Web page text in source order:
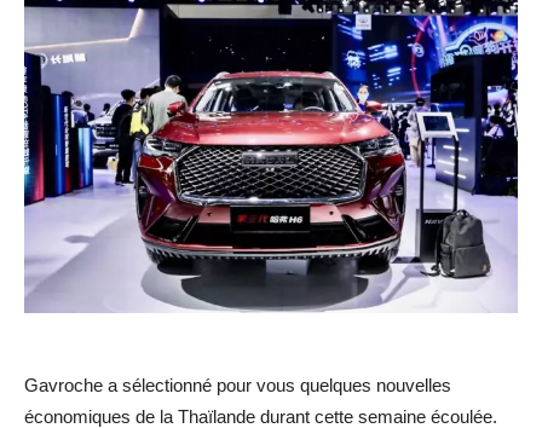
Gavroche a sélectionné pour vous quelques nouvelles
économiques de la Thaïlande durant cette semaine écoulée.